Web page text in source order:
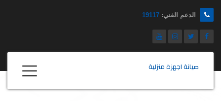
الدعم الفني: 19117
صيانة اجهزة منزلية